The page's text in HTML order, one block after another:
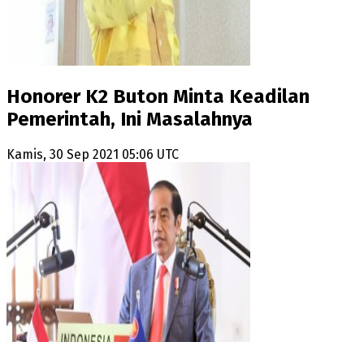
Honorer K2 Buton Minta Keadilan
Pemerintah, Ini Masalahnya
Kamis, 30 Sep 2021 05:06 UTC